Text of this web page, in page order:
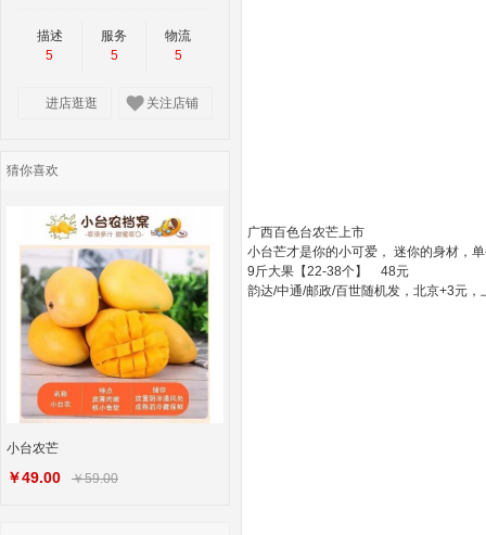
描述
5
服务
5
物流
5
进店逛逛 关注店铺
猜你喜欢
小台农芒
￥49.00 ￥59.00
广西百色台农芒上市
小台芒才是你的小可爱，️ 迷你的身材，
9斤大果【22-38个】 48元